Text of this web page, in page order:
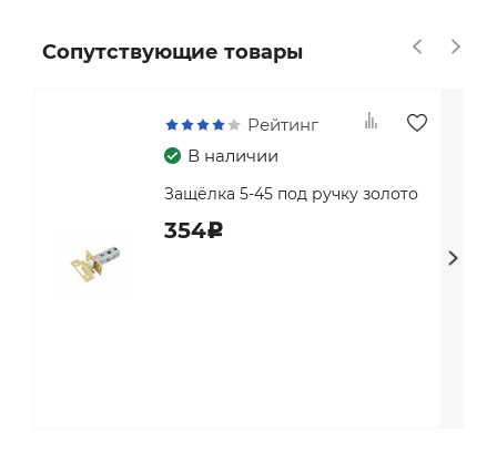
Сопутствующие товары
Рейтинг
В наличии
Защёлка 5-45 под ручку золото
354c